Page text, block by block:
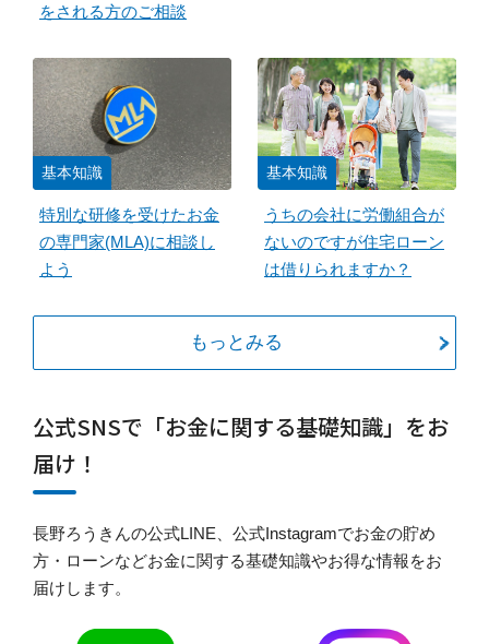
をされる方のご相談
基本知識
特別な研修を受けたお金
の専門家(MLA)に相談し
よう
基本知識
うちの会社に労働組合が
ないのですが住宅ローン
は借りられますか？
もっとみる
公式SNSで「お金に関する基礎知識」をお
届け！
長野ろうきんの公式LINE、公式Instagramでお金の貯め
方・ローンなどお金に関する基礎知識やお得な情報をお
届けします。